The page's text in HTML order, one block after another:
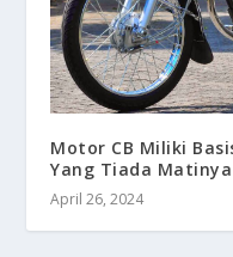
Motor CB Miliki
Yang Tiada Matinya
April 26, 2024